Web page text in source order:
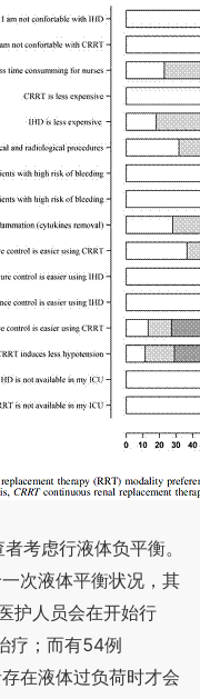
考虑行液体负平衡。
次液体平衡状况，其
护人员会在开始行
疗；而有54例
在液体过负荷时才会